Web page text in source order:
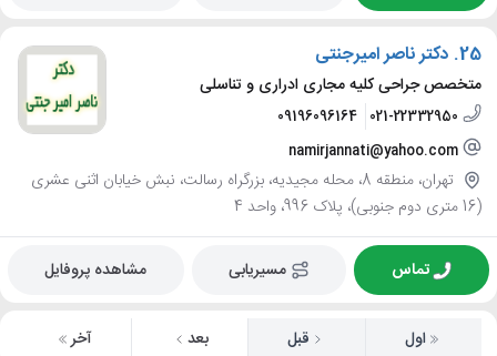
25. دکتر ناصر امیرجنتی
متخصص جراحی کلیه مجاری ادراری و تناسلی
021-22332950
09196096164
namirjannati@yahoo.com
تهران، منطقه 8، محله مجیدیه، بزرگراه رسالت، نبش خیابان اثنی عشری
(16 متری دوم جنوبی)، پلاک 996، واحد 4
تماس مسیریابی مشاهده پروفایل
اول قبل بعد آخر